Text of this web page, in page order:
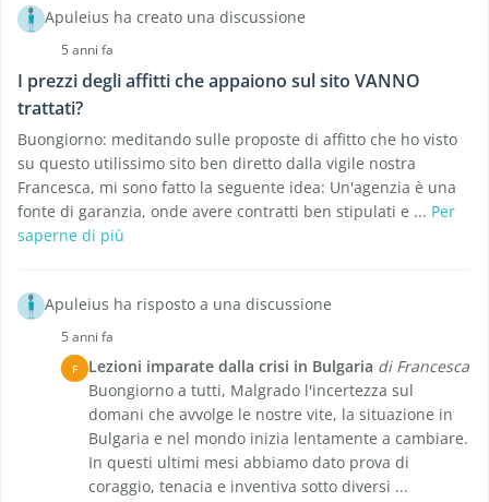
Apuleius ha creato una discussione
5 anni fa
I prezzi degli affitti che appaiono sul sito VANNO
trattati?
Buongiorno: meditando sulle proposte di affitto che ho visto
su questo utilissimo sito ben diretto dalla vigile nostra
Francesca, mi sono fatto la seguente idea: Un'agenzia è una
fonte di garanzia, onde avere contratti ben stipulati e ... Per
saperne di più
Apuleius ha risposto a una discussione
5 anni fa
F Lezioni imparate dalla crisi in Bulgaria di Francesca
Buongiorno a tutti, Malgrado l'incertezza sul
domani che avvolge le nostre vite, la situazione in
Bulgaria e nel mondo inizia lentamente a cambiare.
In questi ultimi mesi abbiamo dato prova di
coraggio, tenacia e inventiva sotto diversi ...